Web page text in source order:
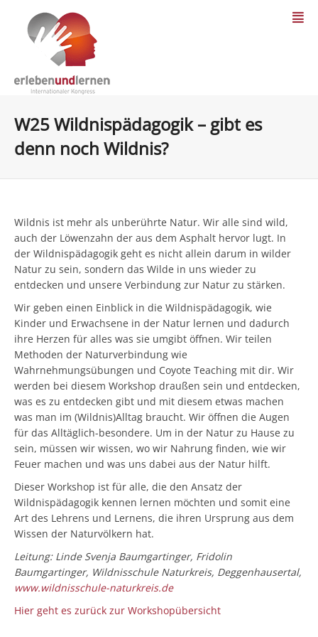
W25 Wildnispädagogik – gibt es
denn noch Wildnis?
Wildnis ist mehr als unberührte Natur. Wir alle sind wild,
auch der Löwenzahn der aus dem Asphalt hervor lugt. In
der Wildnispädagogik geht es nicht allein darum in wilder
Natur zu sein, sondern das Wilde in uns wieder zu
entdecken und unsere Verbindung zur Natur zu stärken.
Wir geben einen Einblick in die Wildnispädagogik, wie
Kinder und Erwachsene in der Natur lernen und dadurch
ihre Herzen für alles was sie umgibt öffnen. Wir teilen
Methoden der Naturverbindung wie
Wahrnehmungsübungen und Coyote Teaching mit dir. Wir
werden bei diesem Workshop draußen sein und entdecken,
was es zu entdecken gibt und mit diesem etwas machen
was man im (Wildnis)Alltag braucht. Wir öffnen die Augen
für das Alltäglich-besondere. Um in der Natur zu Hause zu
sein, müssen wir wissen, wo wir Nahrung finden, wie wir
Feuer machen und was uns dabei aus der Natur hilft.
Dieser Workshop ist für alle, die den Ansatz der
Wildnispädagogik kennen lernen möchten und somit eine
Art des Lehrens und Lernens, die ihren Ursprung aus dem
Wissen der Naturvölkern hat.
Leitung: Linde Svenja Baumgartinger, Fridolin
Baumgartinger, Wildnisschule Naturkreis, Deggenhausertal,
www.wildnisschule-naturkreis.de
Hier geht es zurück zur Workshopübersicht